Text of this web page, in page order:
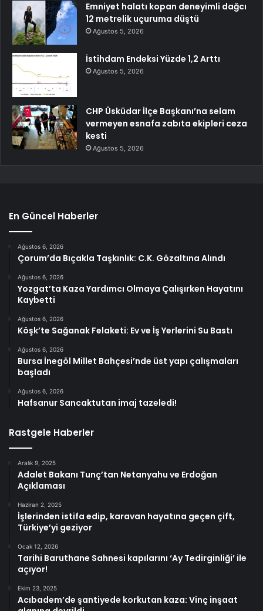
Emniyet halatı kopan deneyimli dağcı
12 metrelik uçuruma düştü
Ağustos 5, 2026
İstihdam Endeksi Yüzde 1,2 Arttı
Ağustos 5, 2026
CHP Üsküdar İlçe Başkanı’na selam
vermeyen esnafa zabıta ekipleri ceza
kesti
Ağustos 5, 2026
En Güncel Haberler
Ağustos 6, 2026
Çorum’da Bıçakla Taşkınlık: C.K. Gözaltına Alındı
Ağustos 6, 2026
Yozgat’ta Kaza Yardımcı Olmaya Çalışırken Hayatını
Kaybetti
Ağustos 6, 2026
Köşk’te Sağanak Felaketi: Ev ve İş Yerlerini Su Bastı
Ağustos 6, 2026
Bursa İnegöl Millet Bahçesi’nde üst yapı çalışmaları
başladı
Ağustos 6, 2026
Hafsanur Sancaktutan imaj tazeledi!
Rastgele Haberler
Aralık 9, 2025
Adalet Bakanı Tunç’tan Netanyahu ve Erdoğan
Açıklaması
Haziran 2, 2025
İşlerinden istifa edip, karavan hayatına geçen çift,
Türkiye’yi geziyor
Ocak 12, 2026
Tarihi Baruthane Sahnesi kapılarını ‘Ay Tedirginliği’ ile
açıyor!
Ekim 23, 2025
Acıbadem’de şantiyede korkutan kaza: Vinç inşaat